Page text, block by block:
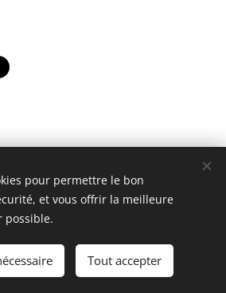
individuelle - Massage bien-être à domicile à
légales et Confidentialité
Soie - Lyon - France Cookies
pour permettre le bon
et vous offrir la meilleure
possible.
Tout accepter